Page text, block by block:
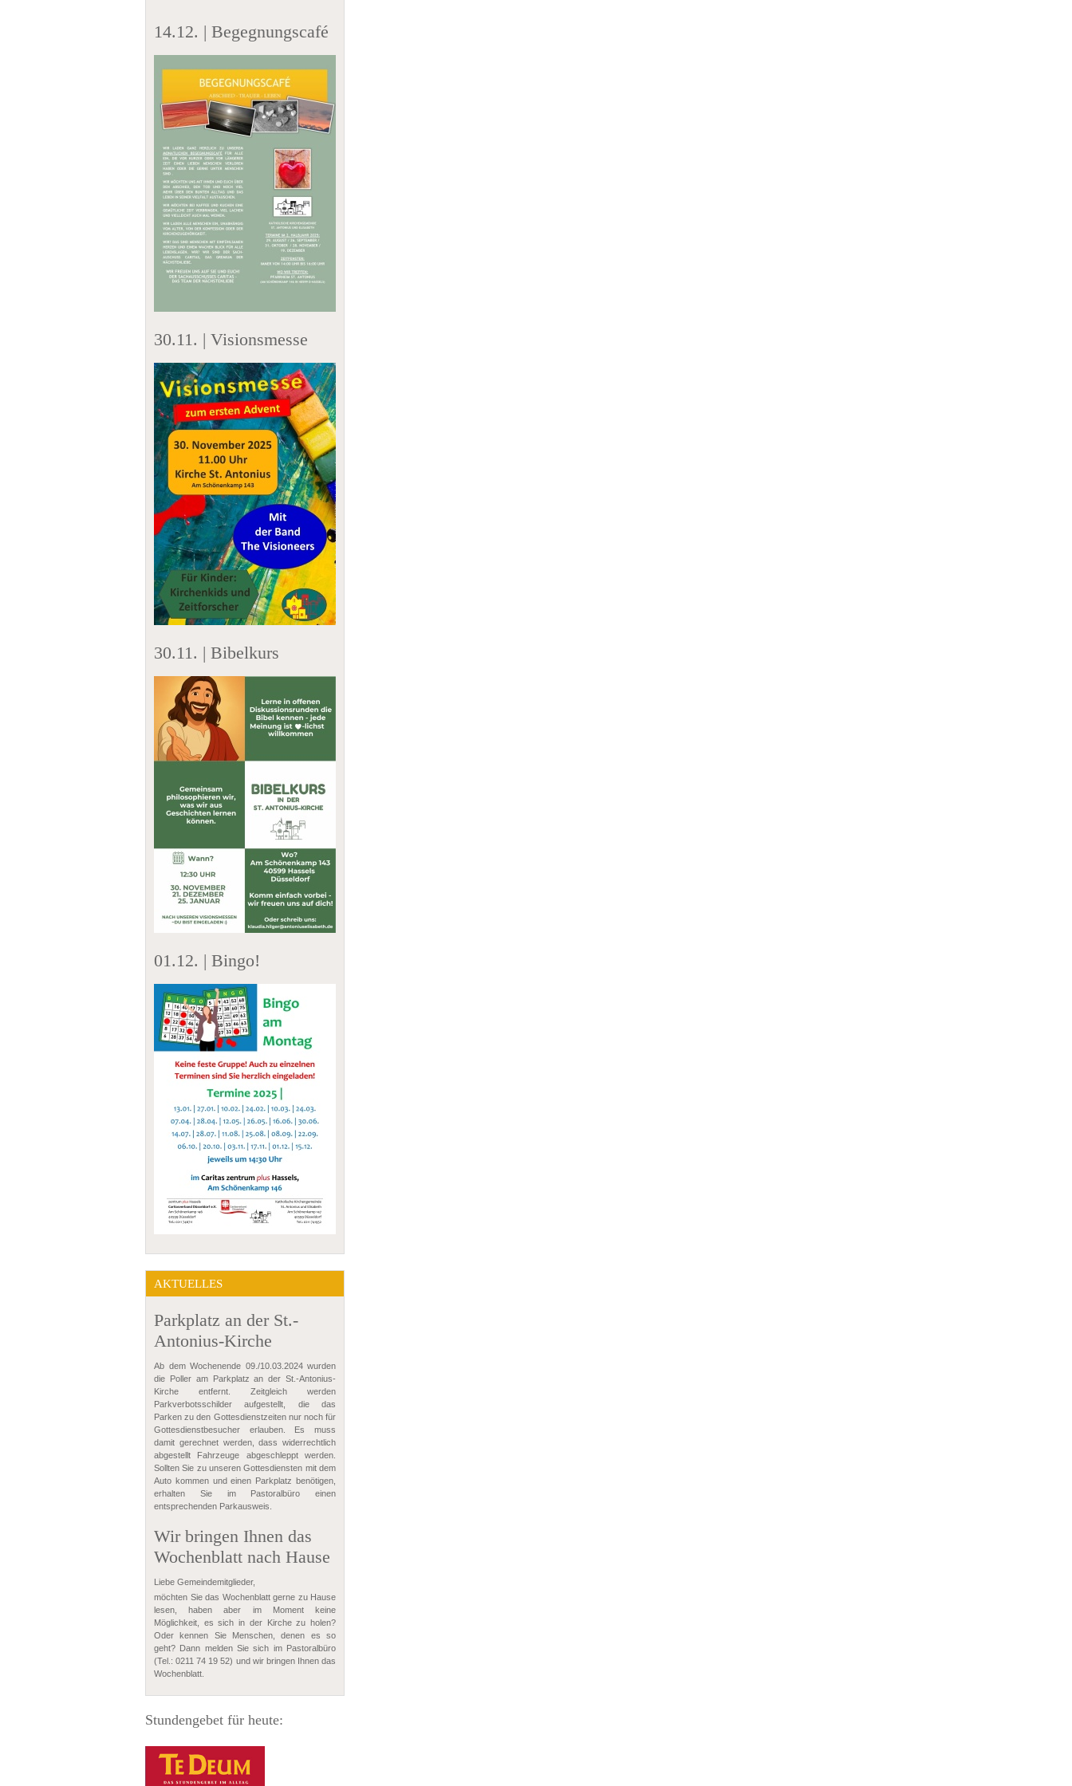
14.12. | Begegnungscafé
30.11. | Visionsmesse
30.11. | Bibelkurs
01.12. | Bingo!
AKTUELLES
Parkplatz an der St.-
Antonius-Kirche
Ab dem Wochenende 09./10.03.2024 wurden
die Poller am Parkplatz an der St.-Antonius-
Kirche entfernt. Zeitgleich werden
Parkverbotsschilder aufgestellt, die das
Parken zu den Gottesdienstzeiten nur noch für
Gottesdienstbesucher erlauben. Es muss
damit gerechnet werden, dass widerrechtlich
abgestellt Fahrzeuge abgeschleppt werden.
Sollten Sie zu unseren Gottesdiensten mit dem
Auto kommen und einen Parkplatz benötigen,
erhalten Sie im Pastoralbüro einen
entsprechenden Parkausweis.
Wir bringen Ihnen das
Wochenblatt nach Hause
Liebe Gemeindemitglieder,
möchten Sie das Wochenblatt gerne zu Hause
lesen, haben aber im Moment keine
Möglichkeit, es sich in der Kirche zu holen?
Oder kennen Sie Menschen, denen es so
geht? Dann melden Sie sich im Pastoralbüro
(Tel.: 0211 74 19 52) und wir bringen Ihnen das
Wochenblatt.
Stundengebet für heute: